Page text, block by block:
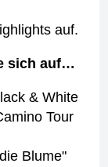
auf.
sich auf…
& White
Tour
Blume"